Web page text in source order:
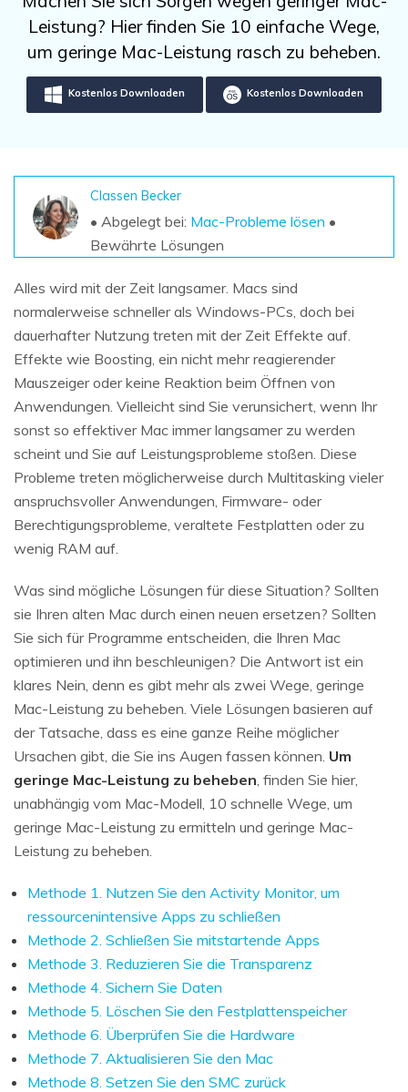
Unbegrenzte Daten vom Mac-System
wiederherstellen
Kostenlos Testen
Verlorene/gel?schte Daten kostenlos
wiederherstellen
Weitere Produkte
Repairit - Datenreparatur
UBackit - Datensicherung
Datenverlust-Szenarien
ALLE FUNKTIONEN ENTDECKEN
Aktuelles Thema
Sign In
search
Leistung? Hier finden Sie 10 einfache Wege,
um geringe Mac-Leistung rasch zu beheben.
Kostenlos Downloaden Kostenlos Downloaden
Classen Becker
• Abgelegt bei: Mac-Probleme lösen •
Bewährte Lösungen
Alles wird mit der Zeit langsamer. Macs sind
normalerweise schneller als Windows-PCs, doch bei
dauerhafter Nutzung treten mit der Zeit Effekte auf.
Effekte wie Boosting, ein nicht mehr reagierender
Mauszeiger oder keine Reaktion beim Öffnen von
Anwendungen. Vielleicht sind Sie verunsichert, wenn Ihr
sonst so effektiver Mac immer langsamer zu werden
scheint und Sie auf Leistungsprobleme stoßen. Diese
Probleme treten möglicherweise durch Multitasking vieler
anspruchsvoller Anwendungen, Firmware- oder
Berechtigungsprobleme, veraltete Festplatten oder zu
wenig RAM auf.
Was sind mögliche Lösungen für diese Situation? Sollten
sie Ihren alten Mac durch einen neuen ersetzen? Sollten
Sie sich für Programme entscheiden, die Ihren Mac
optimieren und ihn beschleunigen? Die Antwort ist ein
klares Nein, denn es gibt mehr als zwei Wege, geringe
Mac-Leistung zu beheben. Viele Lösungen basieren auf
der Tatsache, dass es eine ganze Reihe möglicher
Ursachen gibt, die Sie ins Augen fassen können. Um
geringe Mac-Leistung zu beheben , finden Sie hier,
unabhängig vom Mac-Modell, 10 schnelle Wege, um
geringe Mac-Leistung zu ermitteln und geringe Mac-
Leistung zu beheben.
Methode 1. Nutzen Sie den Activity Monitor, um
ressourcenintensive Apps zu schließen
Methode 2. Schließen Sie mitstartende Apps
Methode 3. Reduzieren Sie die Transparenz
Methode 4. Sichern Sie Daten
Methode 5. Löschen Sie den Festplattenspeicher
Methode 6. Überprüfen Sie die Hardware
Methode 7. Aktualisieren Sie den Mac
Methode 8. Setzen Sie den SMC zurück